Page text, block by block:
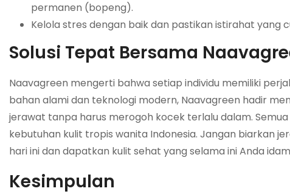
permanen (bopeng).
Kelola stres dengan baik dan pastikan istirahat yang
Solusi Tepat Bersama
Naavagreen mengerti bahwa setiap individu memiliki
bahan alami dan teknologi modern, Naavagreen hadir
jerawat tanpa harus merogoh kocek terlalu dalam.
kebutuhan kulit tropis wanita Indonesia. Jangan biarkan
hari ini dan dapatkan kulit sehat yang selama ini Anda
Kesimpulan